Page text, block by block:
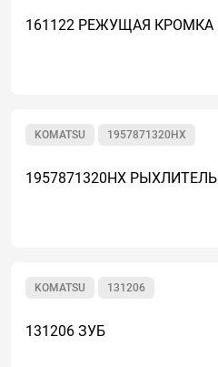
161122 РЕЖУЩАЯ КРОМКА
1957871320HX
KOMATSU
1957871320HX РЫХЛИТЕЛЬ
131206
KOMATSU
131206 ЗУБ